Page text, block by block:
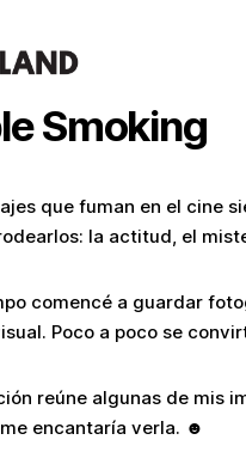
Smoking
que fuman en el cine
la actitud, el
comencé a guardar
Poco a poco se
reúne algunas de mis
encantaría verla. ☻